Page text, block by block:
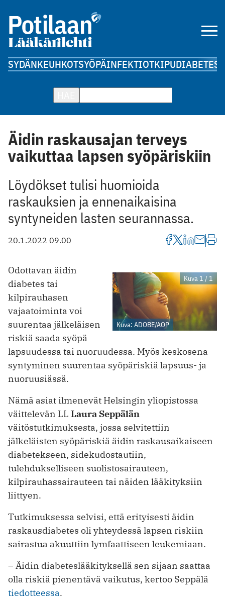
SYDÄNKEUHKOTSYÖPÄINFEKTIOTKIPUDIABETES
Äidin raskausajan terveys
vaikuttaa lapsen syöpäriskiin
Löydökset tulisi huomioida
raskauksien ja ennenaikaisina
syntyneiden lasten seurannassa.
20.1.2022 09.00
Kuva 1 / 1
Kuva: ADOBE/AOP
Odottavan äidin
diabetes tai
kilpirauhasen
vajaatoiminta voi
suurentaa jälkeläisen
riskiä saada syöpä
lapsuudessa tai nuoruudessa. Myös keskosena
syntyminen suurentaa syöpäriskiä lapsuus- ja
nuoruusiässä.
Nämä asiat ilmenevät Helsingin yliopistossa
väittelevän LL Laura Seppälän
väitöstutkimuksesta, jossa selvitettiin
jälkeläisten syöpäriskiä äidin raskausaikaiseen
diabetekseen, sidekudostautiin,
tulehdukselliseen suolistosairauteen,
kilpirauhassairauteen tai näiden lääkityksiin
liittyen.
Tutkimuksessa selvisi, että erityisesti äidin
raskausdiabetes oli yhteydessä lapsen riskiin
sairastua akuuttiin lymfaattiseen leukemiaan.
– Äidin diabeteslääkityksellä sen sijaan saattaa
olla riskiä pienentävä vaikutus, kertoo Seppälä
tiedotteessa.